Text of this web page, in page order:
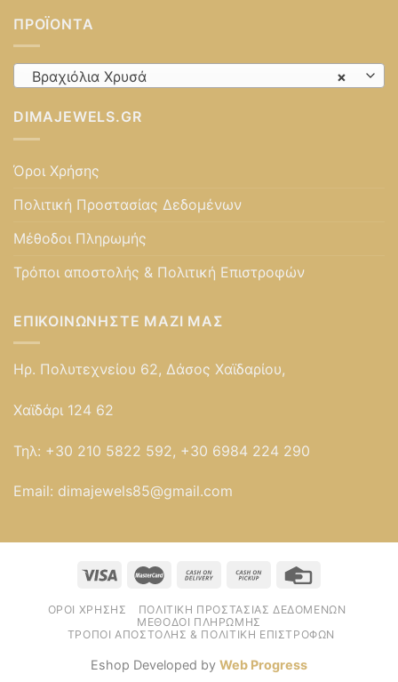
ΠΡΟΪΌΝΤΑ
×
Βραχιόλια Χρυσά
DIMAJEWELS.GR
Όροι Χρήσης
Πολιτική Προστασίας Δεδομένων
Μέθοδοι Πληρωμής
Τρόποι αποστολής & Πολιτική Επιστροφών
ΕΠΙΚΟΙΝΩΝΉΣΤΕ ΜΑΖΊ ΜΑΣ
Ηρ. Πολυτεχνείου 62, Δάσος Χαϊδαρίου,
Χαϊδάρι 124 62
Τηλ: +30 210 5822 592, +30 6984 224 290
Email: dimajewels85@gmail.com
ΌΡΟΙ ΧΡΉΣΗΣ
ΠΟΛΙΤΙΚΉ ΠΡΟΣΤΑΣΊΑΣ ΔΕΔΟΜΈΝΩΝ
ΜΈΘΟΔΟΙ ΠΛΗΡΩΜΉΣ
ΤΡΌΠΟΙ ΑΠΟΣΤΟΛΉΣ & ΠΟΛΙΤΙΚΉ ΕΠΙΣΤΡΟΦΏΝ
Eshop Developed by Web Progress